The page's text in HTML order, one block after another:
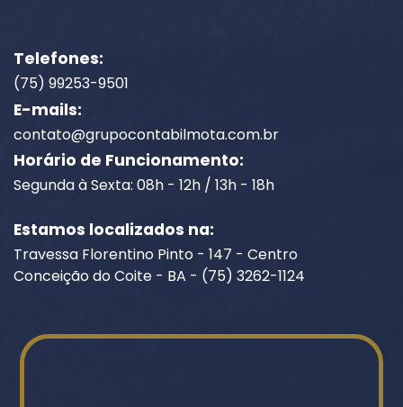
Telefones:
(75) 99253-9501
E-mails:
contato@grupocontabilmota.com.br
Horário de Funcionamento:
Segunda à Sexta: 08h - 12h / 13h - 18h
Estamos localizados na:
Travessa Florentino Pinto - 147 - Centro
Conceição do Coite - BA - (75) 3262-1124